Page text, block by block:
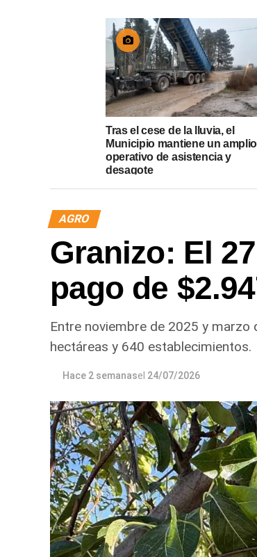
Tras el cese de la lluvia, el
Municipio mantiene un amplio
operativo de asistencia y
desagote
AGRO
Granizo: El
pago de
Entre noviembre de 2025 y
hectáreas y 640 establecimientos.
Hace 2 semanasel 24/07/2026